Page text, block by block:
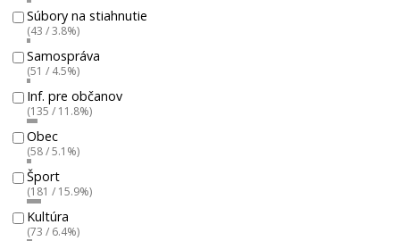
Súbory na stiahnutie
(43 / 3.8%)
Samospráva
(51 / 4.5%)
Inf. pre občanov
(135 / 11.8%)
Obec
(58 / 5.1%)
Šport
(181 / 15.9%)
Kultúra
(73 / 6.4%)